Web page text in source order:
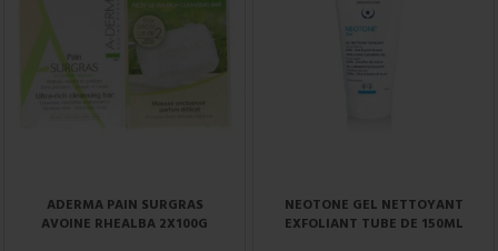
ADERMA PAIN SURGRAS
AVOINE RHEALBA 2X100G
NEOTONE GEL NETTOYANT
EXFOLIANT TUBE DE 150ML